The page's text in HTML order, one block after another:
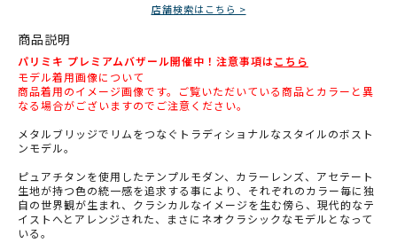
店舗検索はこちら >
商品説明
パリミキ プレミアムバザール開催中！注意事項はこちら
モデル着用画像について
商品着用のイメージ画像です。ご覧いただいている商品とカラーと異
なる場合がございますのでご注意ください。
メタルブリッジでリムをつなぐトラディショナルなスタイルのボスト
ンモデル。
ピュアチタンを使用したテンプルモダン、カラーレンズ、アセテート
生地が持つ色の統一感を追求する事により、それぞれのカラー毎に独
自の世界観が生まれ、クラシカルなイメージを生む傍ら、現代的なテ
イストへとアレンジされた、まさにネオクラシックなモデルとなって
いる。